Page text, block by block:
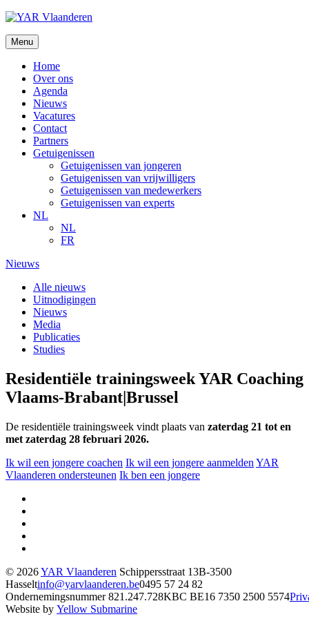
Ga
deMenu
Home
Over ons
Agenda
Nieuws
Vacatures
Contact
Partners
Getuigenissen
Getuigenissen van jongeren
Getuigenissen van vrijwilligers
Getuigenissen van medewerkers
Getuigenissen van experts
NL
NL
FR
Nieuws
Alle nieuws
Uitnodigingen
Nieuws
Media
Publicaties
Studies
Residentiële trainingsweek YAR Coaching
Vlaams-Brabant|Brussel
De residentiële trainingsweek vindt plaats van zaterdag 21 tot en
met zaterdag 28 februari 2026.
Ik wil een jongere coachen Ik wil een jongere aanmelden YAR
Vlaanderen ondersteunen Ik ben een jongere
© 2026YAR Vlaanderen Schippersstraat 13B-3500
Hasseltinfo@yarvlaanderen.be0495 57 24 82
Ondernemingsnummer 821.247.728KBC BE16 7350 2500 5574
Website by Yellow Submarine